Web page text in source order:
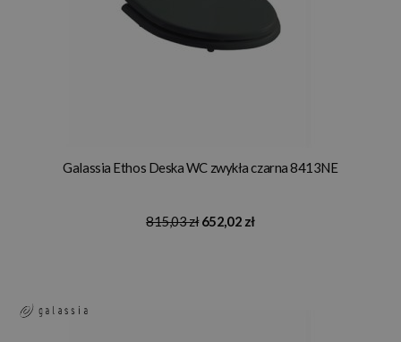
Galassia Ethos Deska WC zwykła czarna 8413NE
815,03 zł 652,02 zł